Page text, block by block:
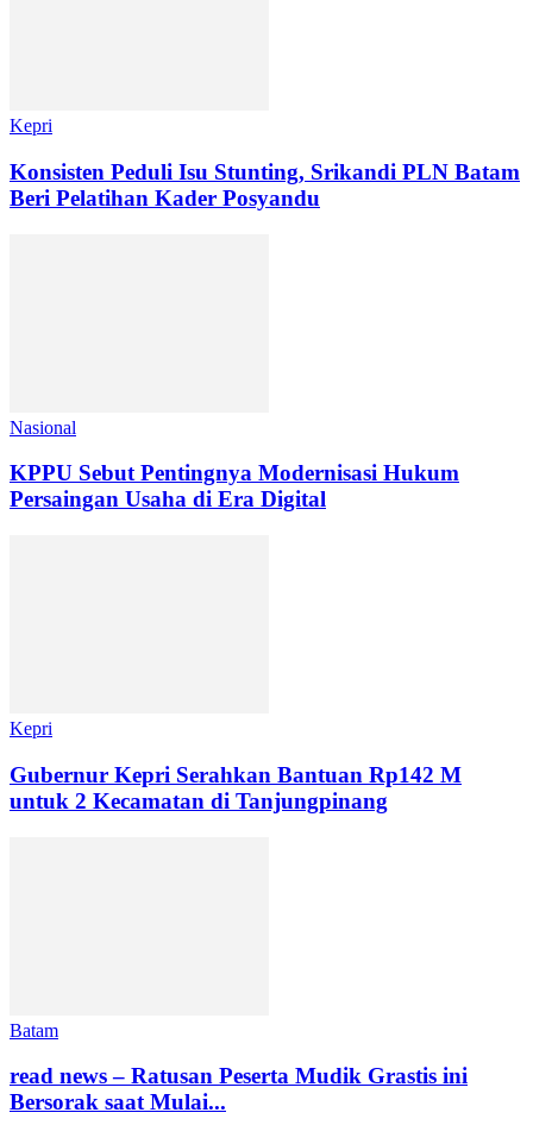
Kepri
Konsisten Peduli Isu Stunting, Srikandi PLN Batam
Beri Pelatihan Kader Posyandu
Nasional
KPPU Sebut Pentingnya Modernisasi Hukum
Persaingan Usaha di Era Digital
Kepri
Gubernur Kepri Serahkan Bantuan Rp142 M
untuk 2 Kecamatan di Tanjungpinang
Batam
read news – Ratusan Peserta Mudik Grastis ini
Bersorak saat Mulai...